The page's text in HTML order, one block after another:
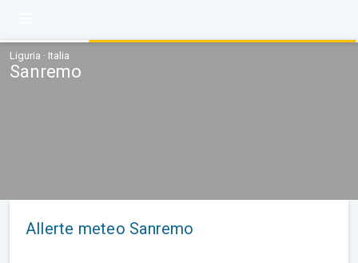
Liguria · Italia
Sanremo
Allerte meteo Sanremo